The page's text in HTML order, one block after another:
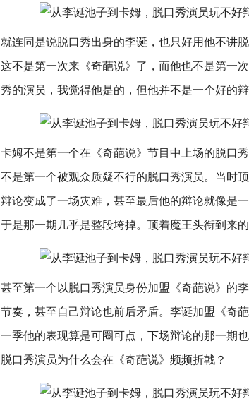
就连同是说脱口秀出身的李诞，也只好用他不讲
这不是第一次来《奇葩说》了，而他也不是第一
秀的演员，我觉得他是的，但他并不是一个好的
卡姆不是第一个在《奇葩说》节目中上场的脱口
不是第一个被观众质疑不行的脱口秀演员。当时
辩论变成了一场灾难，甚至最后他的辩论就像是
于是那一期几乎是整段垮掉。顶着魔王头衔到来
甚至第一个以脱口秀演员身份加盟《奇葩说》的
节奏，甚至自己辩论也前后矛盾。李诞加盟《奇
一季他的表现算是可圈可点，下场辩论的那一期
脱口秀演员为什么会在《奇葩说》频频折戟？